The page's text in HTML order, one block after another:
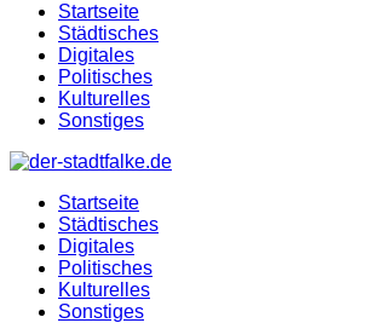
Startseite
Städtisches
Digitales
Politisches
Kulturelles
Sonstiges
Startseite
Städtisches
Digitales
Politisches
Kulturelles
Sonstiges